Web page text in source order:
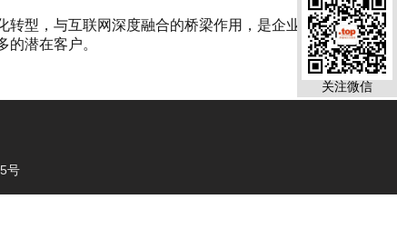
关注微信
型，与互联网深度融合的桥梁作用，是企业
潜在客户。
号